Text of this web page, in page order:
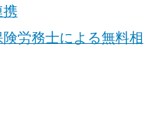
携
労務士による無料相